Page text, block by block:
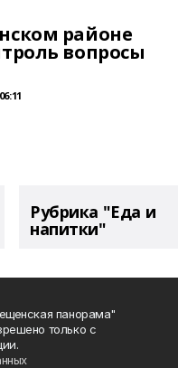
районе
вопросы
Рубрика "Еда и
напитки"
панорама"
только с